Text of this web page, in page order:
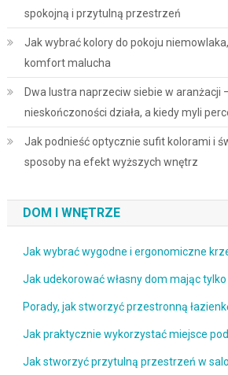
spokojną i przytulną przestrzeń
Jak wybrać kolory do pokoju
komfort malucha
Dwa lustra naprzeciw siebie w aranżacji
nieskończoności działa, a kiedy myli
Jak podnieść optycznie sufit kolorami i
sposoby na efekt wyższych wnętrz
DOM I WNĘTRZE
Jak wybrać wygodne i ergonomiczne
Jak udekorować własny dom mając
Porady, jak stworzyć przestronną
Jak praktycznie wykorzystać miejsce
Jak stworzyć przytulną przestrzeń w